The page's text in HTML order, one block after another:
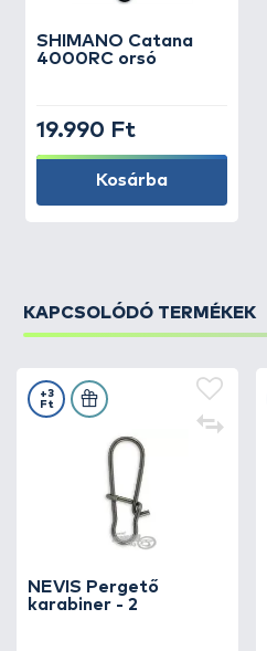
SHIMANO Catana
4000RC orsó
19.990 Ft
Kosárba
KAPCSOLÓDÓ TERMÉKEK
NEVIS Pergető
karabiner - 2
+3
Ft